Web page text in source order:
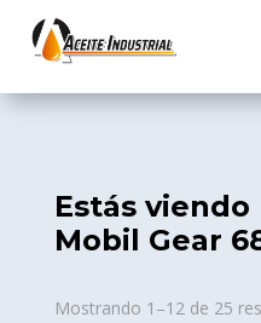
Estás
Mobil Gear
Mostrando 1–12 de 25